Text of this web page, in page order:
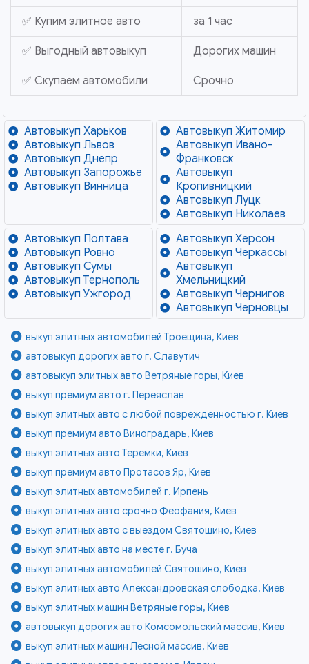
✅ Купим элитное авто за 1 час
✅ Выгодный автовыкуп Дорогих машин
✅ Скупаем автомобили Срочно
Автовыкуп Харьков
Автовыкуп Львов
Автовыкуп Днепр
Автовыкуп Запорожье
Автовыкуп Винница
Автовыкуп Житомир
Автовыкуп Ивано-
Франковск
Автовыкуп
Кропивницкий
Автовыкуп Луцк
Автовыкуп Николаев
Автовыкуп Полтава
Автовыкуп Ровно
Автовыкуп Сумы
Автовыкуп Тернополь
Автовыкуп Ужгород
Автовыкуп Херсон
Автовыкуп Черкассы
Автовыкуп
Хмельницкий
Автовыкуп Чернигов
Автовыкуп Черновцы
выкуп элитных автомобилей Троещина, Киев
автовыкуп дорогих авто г. Славутич
автовыкуп элитных авто Ветряные горы, Киев
выкуп премиум авто г. Переяслав
выкуп элитных авто с любой поврежденностью г. Киев
выкуп премиум авто Виноградарь, Киев
выкуп элитных авто Теремки, Киев
выкуп премиум авто Протасов Яр, Киев
выкуп элитных автомобилей г. Ирпень
выкуп элитных авто срочно Феофания, Киев
выкуп элитных авто с выездом Святошино, Киев
выкуп элитных авто на месте г. Буча
выкуп элитных автомобилей Святошино, Киев
выкуп элитных авто Александровская слободка, Киев
выкуп элитных машин Ветряные горы, Киев
автовыкуп дорогих авто Комсомольский массив, Киев
выкуп элитных машин Лесной массив, Киев